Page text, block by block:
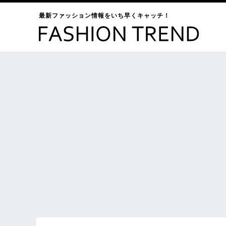
最新ファッション情報をいち早くキャッチ！